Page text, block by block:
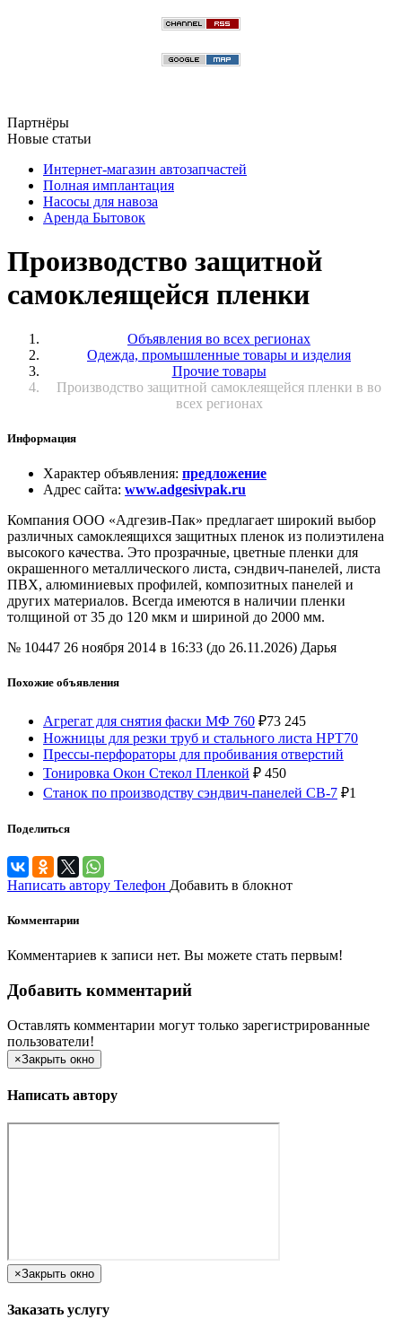
Партнёры
Новые статьи
Интернет-магазин автозапчастей
Полная имплантация
Насосы для навоза
Аренда Бытовок
Производство защитной
самоклеящейся пленки
Объявления во всех регионах
Одежда, промышленные товары и изделия
Прочие товары
Производство защитной самоклеящейся пленки в во
всех регионах
Информация
Характер объявления: предложение
Адрес сайта: www.adgesivpak.ru
Компания ООО «Адгезив-Пак» предлагает широкий выбор
различных самоклеящихся защитных пленок из полиэтилена
высокого качества. Это прозрачные, цветные пленки для
окрашенного металлического листа, сэндвич-панелей, листа
ПВХ, алюминиевых профилей, композитных панелей и
других материалов. Всегда имеются в наличии пленки
толщиной от 35 до 120 мкм и шириной до 2000 мм.
№ 10447 26 ноября 2014 в 16:33 (до 26.11.2026) Дарья
Похожие объявления
Агрегат для снятия фаски МФ 760 ₽73 245
Ножницы для резки труб и стального листа НРТ70
Прессы-перфораторы для пробивания отверстий
Тонировка Окон Стекол Пленкой ₽ 450
Станок по производству сэндвич-панелей CB-7 ₽1
Поделиться
Написать автору Телефон Добавить в блокнот
Комментарии
Комментариев к записи нет. Вы можете стать первым!
Добавить комментарий
Оставлять комментарии могут только зарегистрированные
пользователи!
×Закрыть окно
Написать автору
×Закрыть окно
Заказать услугу